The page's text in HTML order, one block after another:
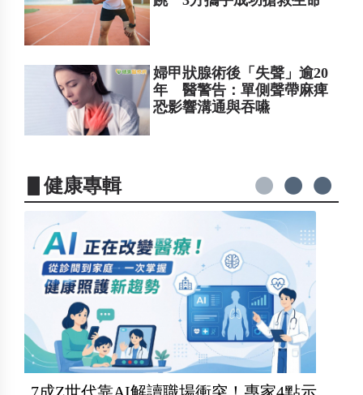
婦甲狀腺術後「失聲」逾20
年 醫警告：單側聲帶麻痺
恐影響溝通與吞嚥
▋健康專輯